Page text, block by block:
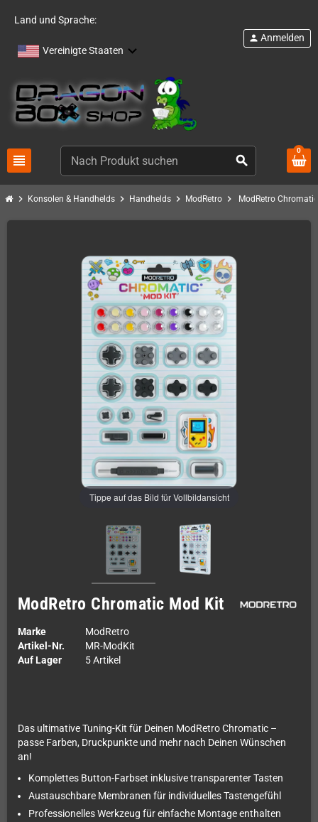
Land und Sprache:
Vereinigte Staaten
view_headline search
person Anmelden
0
chevron_right Konsolen & Handhelds chevron_right Handhelds chevron_right ModRetro chevron_right ModRetro
Tippe auf das Bild für Vollbildansicht
ModRetro Chromatic Mod Kit
Marke
ModRetro
Artikel-Nr.
MR-ModKit
Auf Lager
5 Artikel
Das ultimative Tuning-Kit für Deinen ModRetro Chromatic –
passe Farben, Druckpunkte und mehr nach Deinen Wünschen
an!
Komplettes Button-Farbset inklusive transparenter Tasten
Austauschbare Membranen für individuelles Tastengefühl
Professionelles Werkzeug für einfache Montage enthalten